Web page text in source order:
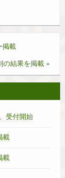
掲載
の結果を掲載 »
受付開始
載
載